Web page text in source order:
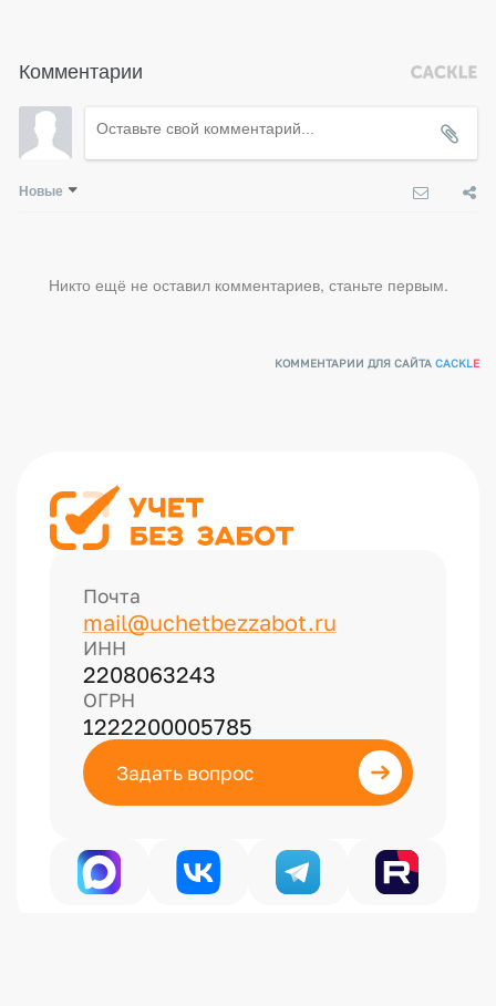
Комментарии
Новые
Никто ещё не оставил комментариев, станьте первым.
КОММЕНТАРИИ ДЛЯ САЙТАCACKLE
Почта
mail@uchetbezzabot.ru
ИНН
2208063243
ОГРН
1222200005785
Задать вопрос